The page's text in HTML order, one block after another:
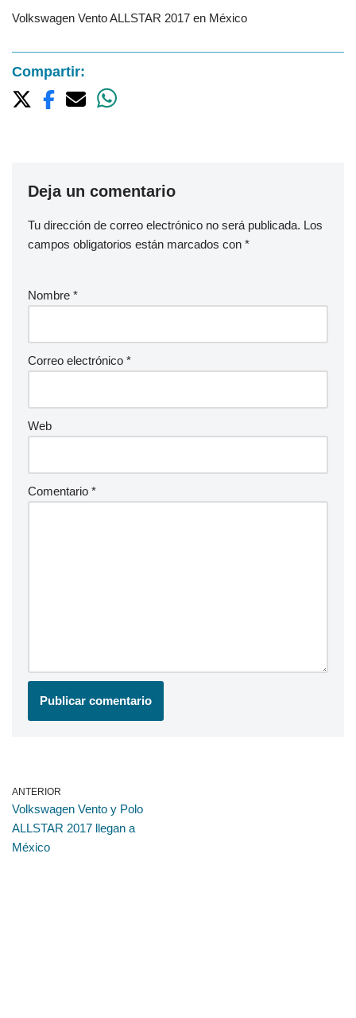
Volkswagen Vento ALLSTAR 2017 en México
Compartir:
Deja un comentario
Tu dirección de correo electrónico no será publicada. Los
campos obligatorios están marcados con *
Nombre *
Correo electrónico *
Web
Comentario *
ANTERIOR
Volkswagen Vento y Polo
ALLSTAR 2017 llegan a
México